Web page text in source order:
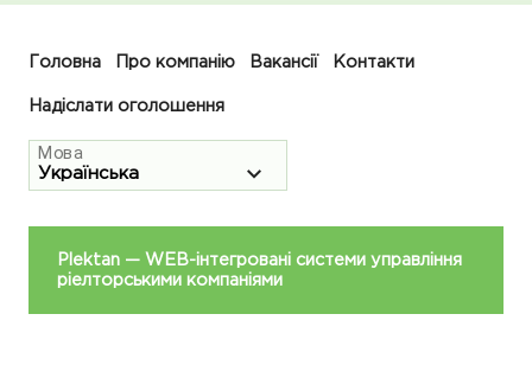
Головна Про компанію Вакансії Контакти
Надіслати оголошення
Мова
Plektan — WEB-інтегровані системи управління
ріелторськими компаніями